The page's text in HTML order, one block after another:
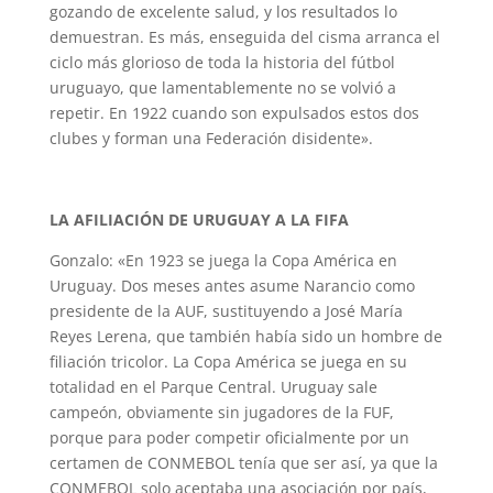
gozando de excelente salud, y los resultados lo
demuestran. Es más, enseguida del cisma arranca el
ciclo más glorioso de toda la historia del fútbol
uruguayo, que lamentablemente no se volvió a
repetir. En 1922 cuando son expulsados estos dos
clubes y forman una Federación disidente».
LA AFILIACIÓN DE URUGUAY A LA FIFA
Gonzalo: «En 1923 se juega la Copa América en
Uruguay. Dos meses antes asume Narancio como
presidente de la AUF, sustituyendo a José María
Reyes Lerena, que también había sido un hombre de
filiación tricolor. La Copa América se juega en su
totalidad en el Parque Central. Uruguay sale
campeón, obviamente sin jugadores de la FUF,
porque para poder competir oficialmente por un
certamen de CONMEBOL tenía que ser así, ya que la
CONMEBOL solo aceptaba una asociación por país,